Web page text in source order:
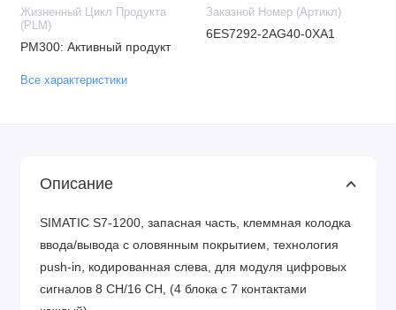
Жизненный Цикл Продукта
(PLM)
PM300: Активный продукт
Заказной Номер (Артикл)
6ES7292-2AG40-0XA1
Все характеристики
Описание
SIMATIC S7-1200, запасная часть, клеммная колодка
ввода/вывода с оловянным покрытием, технология
push-in, кодированная слева, для модуля цифровых
сигналов 8 CH/16 CH, (4 блока с 7 контактами